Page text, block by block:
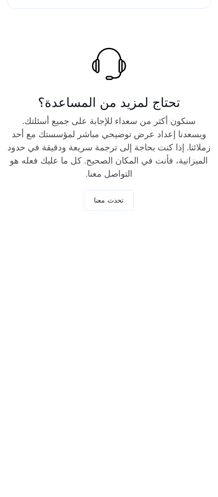
تحتاج لمزيد من المساعدة؟
سنكون أكثر من سعداء للإجابة على جميع أسئلتك.
ويسعدنا إعداد عرض توضيحي مباشر لمؤسستك مع أحد
زملائنا. إذا كنت بحاجة إلى ترجمة سريعة ودقيقة في حدود
الميزانية، فأنت في المكان الصحيح. كل ما عليك فعله هو
التواصل معنا.
تحدث معنا